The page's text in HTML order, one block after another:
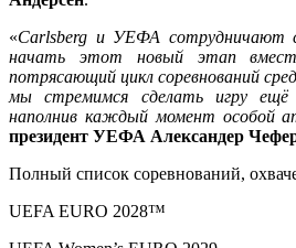
«Carlsberg и УЕФА сотрудничают
начать этот новый этап
потрясающий цикл соревнований
мы стремимся сделать игру ещё
наполнив каждый момент особой
президент УЕФА Александер
Полный список соревнований,
UEFA EURO 2028™